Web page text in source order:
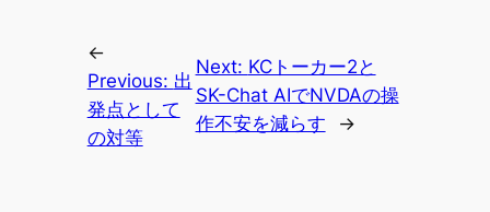
←
Previous: 出
発点として
の対等
Next: KCトーカー2と
SK-Chat AIでNVDAの操
作不安を減らす
→